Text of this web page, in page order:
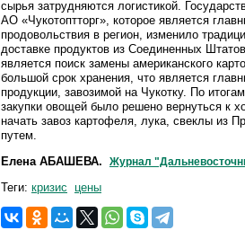
сырья затрудняются логистикой.
АО «Чукотоптторг», которое является
продовольствия в регион, изменило
доставке продуктов из Соединенных
является поиск замены американского
большой срок хранения, что является
продукции, завозимой на Чукотку. По
закупки овощей было решено вернуться к
начать завоз картофеля, лука, свеклы из
путем.
Елена АБАШЕВА. Журнал
Теги: кризис цены